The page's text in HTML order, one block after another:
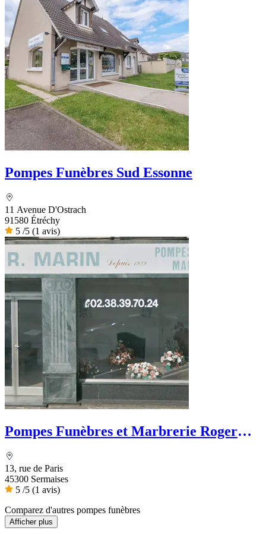
Pompes Funèbres Sud Essonne
11 Avenue D'Ostrach
91580 Étréchy
5 /5 (1 avis)
Pompes Funèbres et Marbrerie Roger
13, rue de Paris
45300 Sermaises
5 /5 (1 avis)
Comparez d'autres pompes funèbres
Afficher plus